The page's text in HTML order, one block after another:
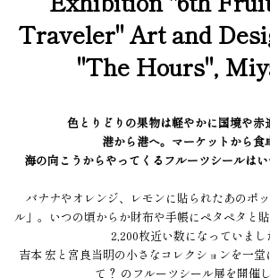
Traveler" Art and
"The Hours",
色とりどりの果物は軽やかに国境や赤
港から港へ。マーケットから食
海の向こうからやってくるフルーツシールは
バナナやオレンジ、レモンに貼られたあのポ
ル」。いつの頃からか財布や手帳にペタペタと
2,200枚近い数になっていまし
吉本 宏と宮良当明の小さなコレクションを一
て？ のフルーツシール展を開催し